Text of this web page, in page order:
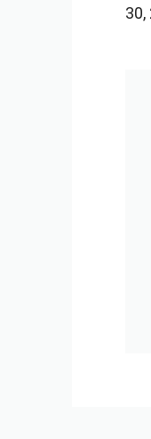
30,